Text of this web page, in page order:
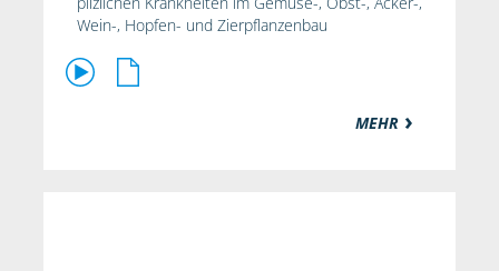
Wein-, Hopfen- und Zierpflanzenbau
MEHR